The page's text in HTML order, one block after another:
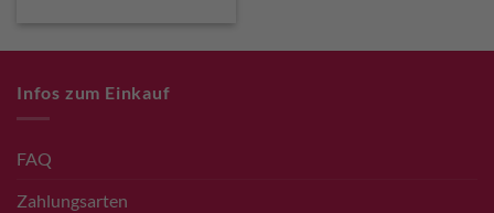
Infos zum Einkauf
FAQ
Zahlungsarten